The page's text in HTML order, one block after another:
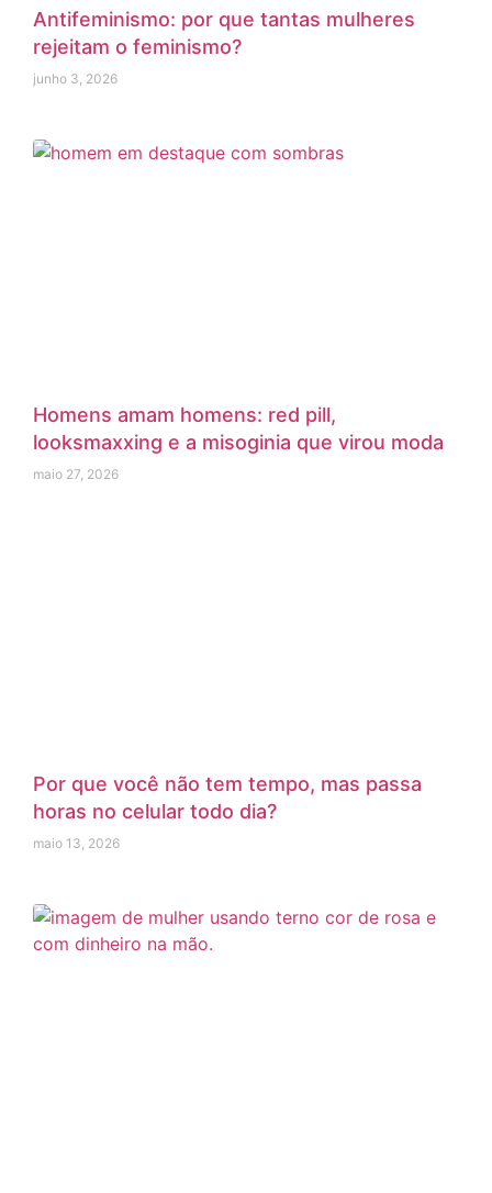
Antifeminismo: por que tantas mulheres
rejeitam o feminismo?
junho 3, 2026
Homens amam homens: red pill,
looksmaxxing e a misoginia que virou moda
maio 27, 2026
Por que você não tem tempo, mas passa
horas no celular todo dia?
maio 13, 2026